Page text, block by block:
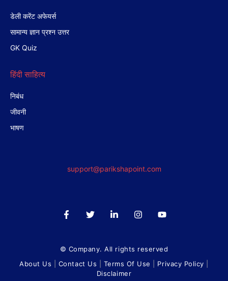
डेली करेंट अफेयर्स
सामान्य ज्ञान प्रश्न उत्तर
GK Quiz
हिंदी साहित्य
निबंध
जीवनी
भाषण
support@parikshapoint.com
© Company. All rights reserved
About Us
Contact Us Terms Of Use Privacy Policy
Disclaimer